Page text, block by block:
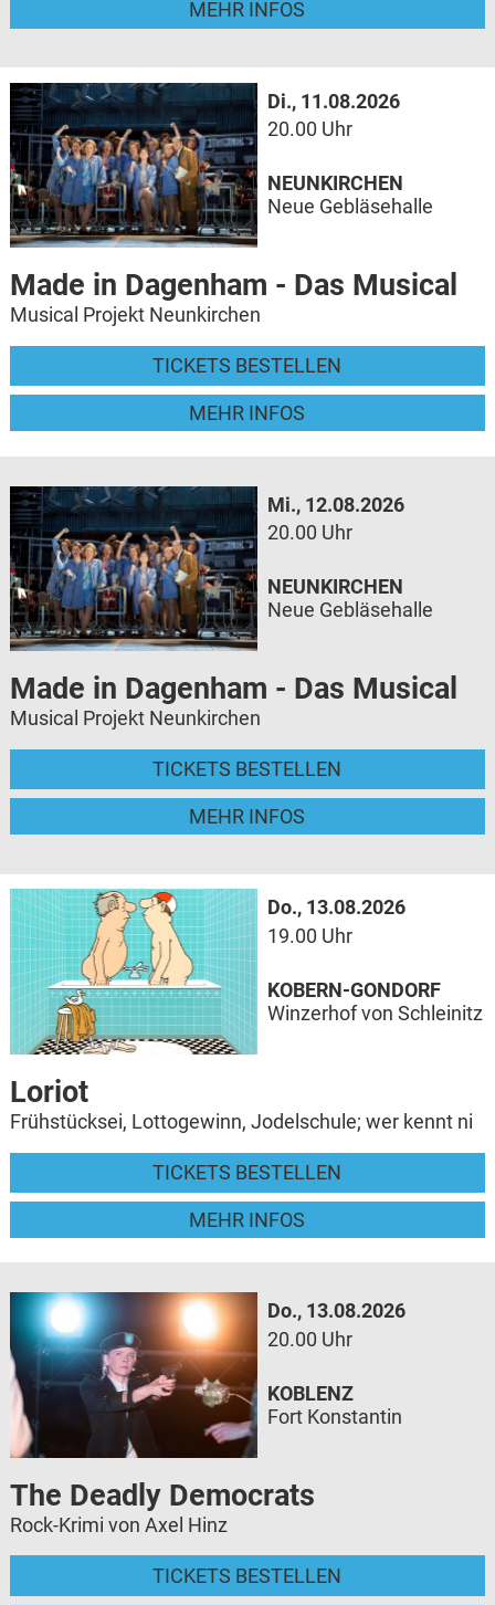
MEHR INFOS
Di., 11.08.2026
20.00 Uhr
Made in Dagenham - Das Musical
Musical Projekt Neunkirchen
TICKETS BESTELLEN
MEHR INFOS
NEUNKIRCHEN
Neue Gebläsehalle
Mi., 12.08.2026
20.00 Uhr
Made in Dagenham - Das Musical
Musical Projekt Neunkirchen
TICKETS BESTELLEN
MEHR INFOS
NEUNKIRCHEN
Neue Gebläsehalle
Do., 13.08.2026
19.00 Uhr
Loriot
Frühstücksei, Lottogewinn, Jodelschule; wer kennt ni
TICKETS BESTELLEN
MEHR INFOS
KOBERN-GONDORF
Winzerhof von Schleinitz
Do., 13.08.2026
20.00 Uhr
The Deadly Democrats
Rock-Krimi von Axel Hinz
TICKETS BESTELLEN
KOBLENZ
Fort Konstantin